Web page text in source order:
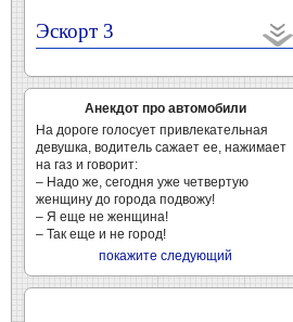
Эскорт 3
Анекдот про автомобили
На дороге голосует привлекательная
девушка, водитель сажает ее, нажимает
на газ и говорит:
– Надо же, сегодня уже четвертую
женщину до города подвожу!
– Я еще не женщина!
– Так еще и не город!
покажите следующий